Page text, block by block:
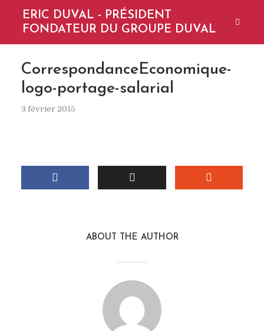
ERIC DUVAL - PRÉSIDENT
FONDATEUR DU GROUPE DUVAL
CorrespondanceEconomique-
logo-portage-salarial
3 février 2015
ABOUT THE AUTHOR